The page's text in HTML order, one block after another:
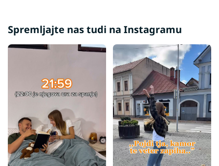
Spremljajte nas tudi na Instagramu